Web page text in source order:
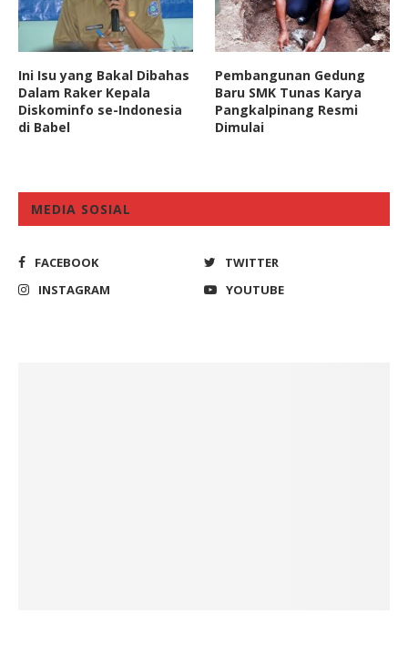
Ini Isu yang Bakal Dibahas
Dalam Raker Kepala
Diskominfo se-Indonesia
di Babel
Pembangunan Gedung
Baru SMK Tunas Karya
Pangkalpinang Resmi
Dimulai
MEDIA SOSIAL
FACEBOOK
TWITTER
INSTAGRAM
YOUTUBE